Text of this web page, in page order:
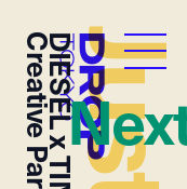
Droptokyo